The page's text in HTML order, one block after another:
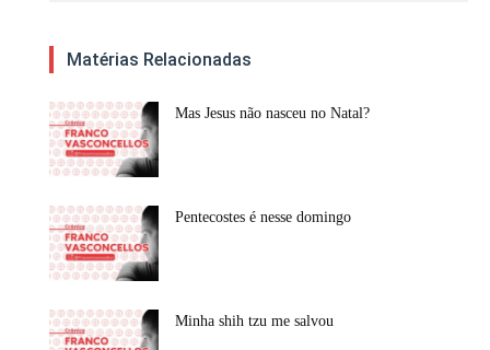
Matérias Relacionadas
Mas Jesus não nasceu no Natal?
Pentecostes é nesse domingo
Minha shih tzu me salvou